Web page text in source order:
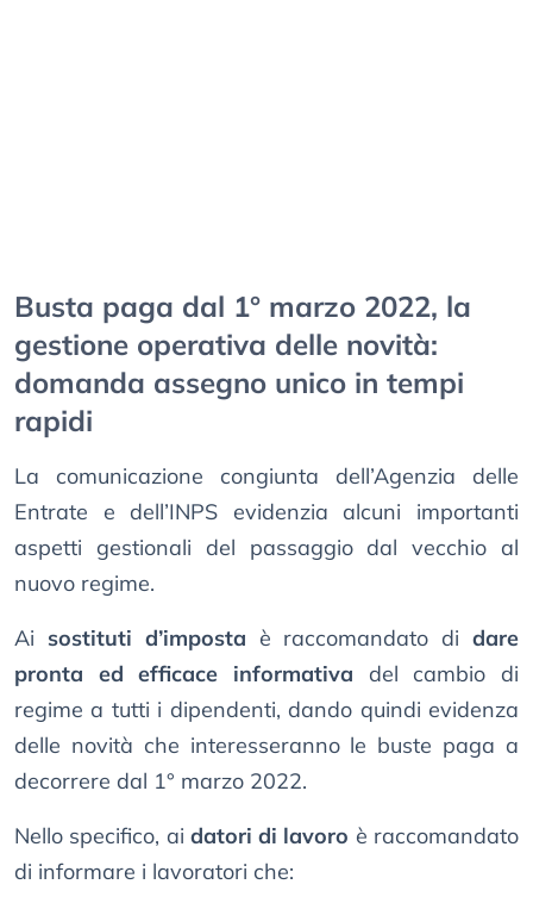
Busta paga dal 1° marzo 2022, la
gestione operativa delle novità:
domanda assegno unico in tempi
rapidi
La comunicazione congiunta dell’Agenzia delle
Entrate e dell’INPS evidenzia alcuni importanti
aspetti gestionali del passaggio dal vecchio al
nuovo regime.
Ai sostituti d’imposta è raccomandato didare
pronta ed efficace informativa del cambio di
regime a tutti i dipendenti, dando quindi evidenza
delle novità che interesseranno le buste paga a
decorrere dal 1° marzo 2022.
Nello specifico, ai datori di lavoro è raccomandato
di informare i lavoratori che: